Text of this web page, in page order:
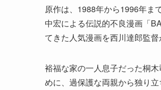
原作は、1988年から1996年ま
中宏による伝説的不良漫画「
てきた人気漫画を西川達郎監督
裕福な家の一人息子だった桐
めに、過保護な両親から独り